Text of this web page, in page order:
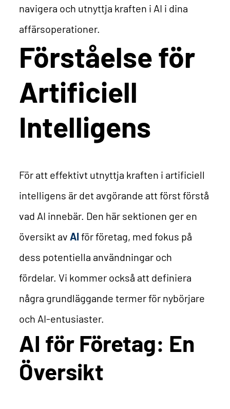
navigera och utnyttja kraften i AI i dina
affärsoperationer.
Förståelse för
Artificiell
Intelligens
För att effektivt utnyttja kraften i artificiell
intelligens är det avgörande att först förstå
vad AI innebär. Den här sektionen ger en
översikt av AI för företag, med fokus på
dess potentiella användningar och
fördelar. Vi kommer också att definiera
några grundläggande termer för nybörjare
och AI-entusiaster.
AI för Företag: En
Översikt